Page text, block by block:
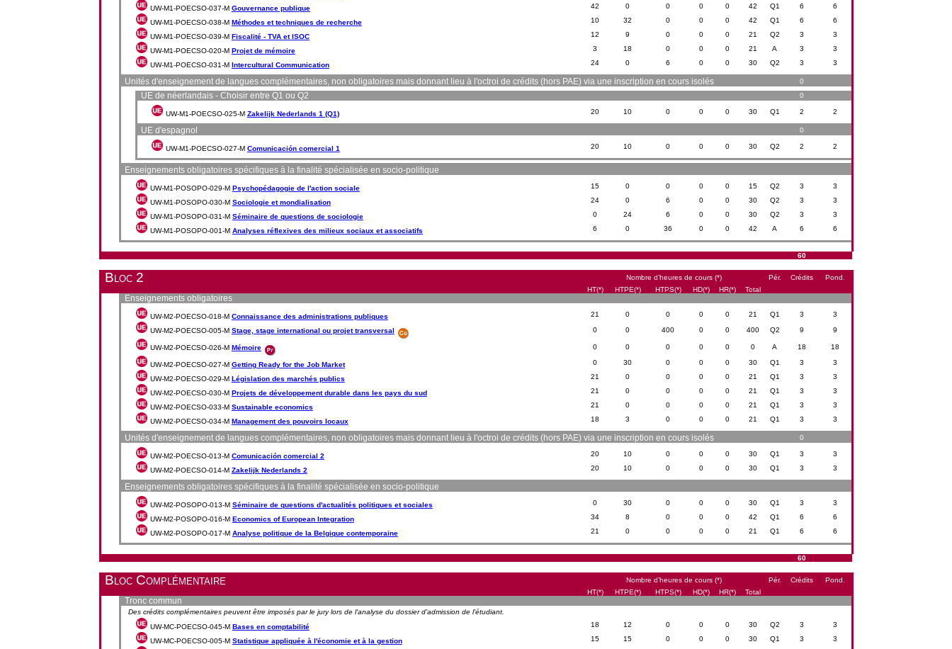
UW-M1-POECSO-037-M Gouvernance publique 42 0 0 0 0 42 Q1 6 6
UW-M1-POECSO-038-M Méthodes et techniques de recherche 10 32 0 0 0 42 Q1 6 6
UW-M1-POECSO-039-M Fiscalité - TVA et ISOC 12 9 0 0 0 21 Q2 3 3
UW-M1-POECSO-020-M Projet de mémoire 3 18 0 0 0 21 A 3 3
UW-M1-POECSO-031-M Intercultural Communication 24 0 6 0 0 30 Q2 3 3
Unités d'enseignement de langues complémentaires, non obligatoires mais donnant lieu à l'octroi de crédits (hors PAE) via une inscription en cours isolés 0
UE de néerlandais - Choisir entre Q1 ou Q2 0
UW-M1-POECSO-025-M Zakelijk Nederlands 1 (Q1) 20 10 0 0 0 30 Q1 2 2
UE d'espagnol 0
UW-M1-POECSO-027-M Comunicación comercial 1 20 10 0 0 0 30 Q2 2 2
Enseignements obligatoires spécifiques à la finalité spécialisée en socio-politique
UW-M1-POSOPO-029-M Psychopédagogie de l'action sociale 15 0 0 0 0 15 Q2 3 3
UW-M1-POSOPO-030-M Sociologie et mondialisation 24 0 6 0 0 30 Q2 3 3
UW-M1-POSOPO-031-M Séminaire de questions de sociologie 0 24 6 0 0 30 Q2 3 3
UW-M1-POSOPO-001-M Analyses réflexives des milieux sociaux et associatifs 6 0 36 0 0 42 A 6 6
60
Bloc 2 Nombre d’heures de cours (*) Pér. Crédits
Pond.
HT(*)
HTPE(*) HTPS(*) HD(*) HR(*) Total
Enseignements obligatoires
UW-M2-POECSO-018-M Connaissance des administrations publiques 21 0 0 0 0 21 Q1 3 3
UW-M2-POECSO-005-M Stage, stage international ou projet transversal 0 0 400 0 0 400 Q2 9 9
UW-M2-POECSO-026-M Mémoire 0 0 0 0 0 0 A 18 18
UW-M2-POECSO-027-M Getting Ready for the Job Market 0 30 0 0 0 30 Q1 3 3
UW-M2-POECSO-029-M Législation des marchés publics 21 0 0 0 0 21 Q1 3 3
UW-M2-POECSO-030-M Projets de développement durable dans les pays du sud 21 0 0 0 0 21 Q1 3 3
UW-M2-POECSO-033-M Sustainable economics 21 0 0 0 0 21 Q1 3 3
UW-M2-POECSO-034-M Management des pouvoirs locaux 18 3 0 0 0 21 Q1 3 3
Unités d'enseignement de langues complémentaires, non obligatoires mais donnant lieu à l'octroi de crédits (hors PAE) via une inscription en cours isolés 0
UW-M2-POECSO-013-M Comunicación comercial 2 20 10 0 0 0 30 Q1 3 3
UW-M2-POECSO-014-M Zakelijk Nederlands 2 20 10 0 0 0 30 Q1 3 3
Enseignements obligatoires spécifiques à la finalité spécialisée en socio-politique
UW-M2-POSOPO-013-M Séminaire de questions d'actualités politiques et sociales 0 30 0 0 0 30 Q1 3 3
UW-M2-POSOPO-016-M Economics of European Integration 34 8 0 0 0 42 Q1 6 6
UW-M2-POSOPO-017-M Analyse politique de la Belgique contemporaine 21 0 0 0 0 21 Q1 6 6
60
Bloc Complémentaire Nombre d’heures de cours (*) Pér. Crédits
Pond.
HT(*)
HTPE(*) HTPS(*) HD(*) HR(*) Total
Tronc commun
Des crédits complémentaires peuvent être imposés par le jury lors de l'analyse du dossier d'admission de l'étudiant.
UW-MC-POECSO-045-M Bases en comptabilité 18 12 0 0 0 30 Q2 3 3
UW-MC-POECSO-005-M Statistique appliquée à l'économie et à la gestion 15 15 0 0 0 30 Q1 3 3